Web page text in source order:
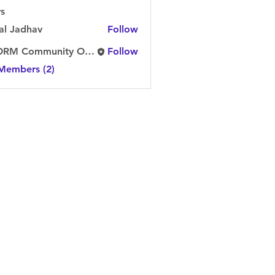
Jadhav
Follow
STORM Community Official
Follow
(2)